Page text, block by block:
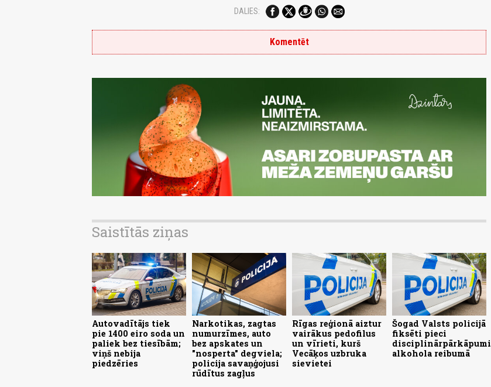
DALIES:
Komentēt
Saistītās ziņas
Autovadītājs tiek
pie 1400 eiro soda un
paliek bez tiesībām;
viņš nebija
piedzēries
Narkotikas, zagtas
numurzīmes, auto
bez apskates un
"nosperta" degviela;
policija savaņģojusi
rūdītus zagļus
Rīgas reģionā aiztur
vairākus pedofilus
un vīrieti, kurš
Vecāķos uzbruka
sievietei
Šogad Valsts policijā
fiksēti pieci
disciplinārpārkāpumi
alkohola reibumā